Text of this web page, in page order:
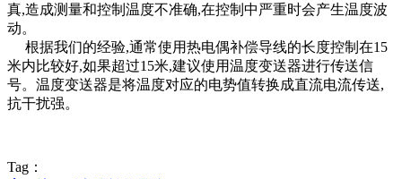
真,造成测量和控制温度不准确,在控制中严重时会产生温度波
动。
根据我们的经验,通常使用热电偶补偿导线的长度控制在15
米内比较好,如果超过15米,建议使用温度变送器进行传送信
号。温度变送器是将温度对应的电势值转换成直流电流传送,
抗干扰强。
Tag：